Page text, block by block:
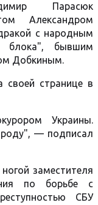
Парасюк
Александром
с народным
блока", бывшим
Добкиным.
своей странице в
Украины.
— подписал
заместителя
по борьбе с
СБУ